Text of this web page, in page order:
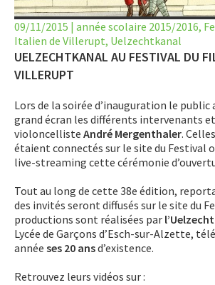
ACTUALITÉ
AGENDA
ACTIVITÉS
SERVICES
APPRENTISSAGE
APPLIS
09/11/2015 | année scolaire 2015/2016,
Italien de Villerupt, Uelzechtkanal
UELZECHTKANAL AU FESTIVAL DU
VILLERUPT
Lors de la soirée d’inauguration le public
grand écran les différents intervenants
violoncelliste André Mergenthaler.
étaient connectés sur le site du Festival
live-streaming cette cérémonie
Tout au long de cette 38e édition,
des invités seront diffusés sur le site du
productions sont réalisées par
Lycée de Garçons d’Esch-sur-Alzette,
année ses 20 ansd’existence.
Retrouvez leurs vidéos sur :